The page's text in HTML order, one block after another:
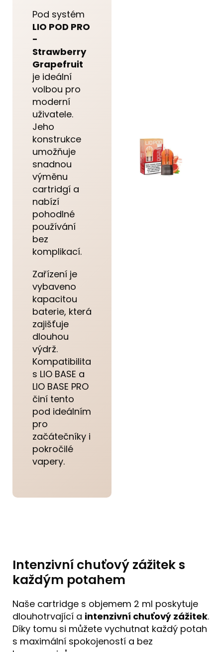
Pod systém
LIO POD PRO
-
Strawberry
Grapefruit
je ideální
volbou pro
moderní
uživatele.
Jeho
konstrukce
umožňuje
snadnou
výměnu
cartridgí a
nabízí
pohodlné
používání
bez
komplikací.
Zařízení je
vybaveno
kapacitou
baterie, která
zajišťuje
dlouhou
výdrž.
Kompatibilita
s LIO BASE a
LIO BASE PRO
činí tento
pod ideálním
pro
začátečníky i
pokročilé
vapery.
Intenzivní chuťový zážitek s
každým potahem
Naše cartridge s objemem 2 ml poskytuje
dlouhotrvající a intenzivní chuťový zážitek.
Díky tomu si můžete vychutnat každý potah
s maximální spokojeností a bez